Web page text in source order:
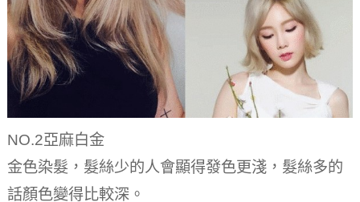
NO.2亞麻白金
金色染髮，髮絲少的人會顯得發色更淺，髮絲多的
話顏色變得比較深。